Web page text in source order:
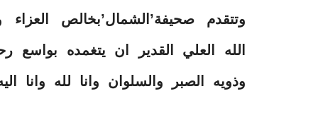
وتتقدم صحيفة’الشمال’بخالص
الله العلي القدير ان يتغمده
وذويه الصبر والسلوان وانا لله وانا